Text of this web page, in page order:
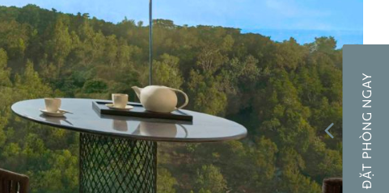
ĐẶT PHÒNG NGAY